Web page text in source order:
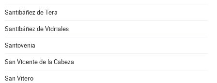
Santibáñez de Tera
Santibáñez de Vidriales
Santovenia
San Vicente de la Cabeza
San Vitero